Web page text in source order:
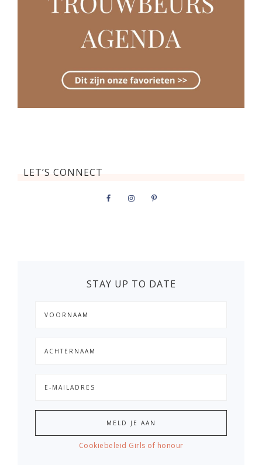
LET’S CONNECT
STAY UP TO DATE
Cookiebeleid Girls of honour